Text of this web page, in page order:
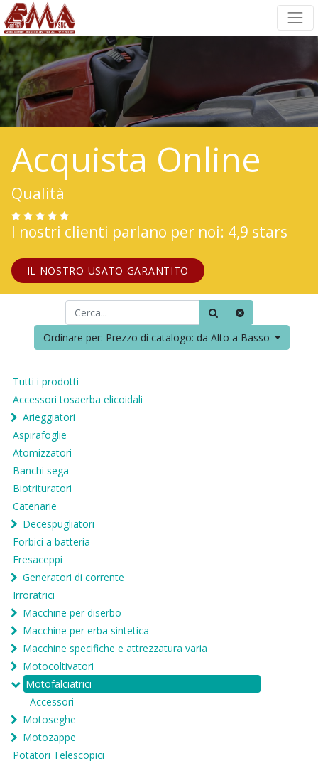
Acquista Online
Qualità
I nostri clienti parlano per noi: 4,9 stars
IL NOSTRO USATO GARANTITO
Ordinare per: Prezzo di catalogo: da Alto a Basso
Tutti i prodotti
Accessori tosaerba elicoidali
Arieggiatori
Aspirafoglie
Atomizzatori
Banchi sega
Biotrituratori
Catenarie
Decespugliatori
Forbici a batteria
Fresaceppi
Generatori di corrente
Irroratrici
Macchine per diserbo
Macchine per erba sintetica
Macchine specifiche e attrezzatura varia
Motocoltivatori
Motofalciatrici
Accessori
Motoseghe
Motozappe
Potatori Telescopici